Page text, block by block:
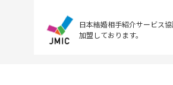
日本結婚相手紹介サービス協
加盟しております。